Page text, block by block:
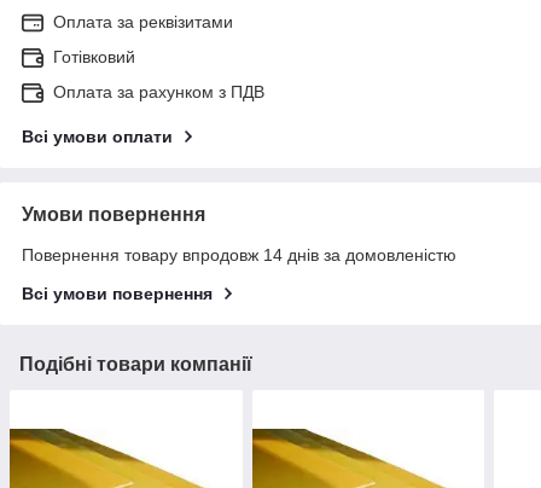
Оплата за реквізитами
Готівковий
Оплата за рахунком з ПДВ
Всі умови оплати
Умови повернення
Повернення товару впродовж 14 днів за домовленістю
Всі умови повернення
Подібні товари компанії